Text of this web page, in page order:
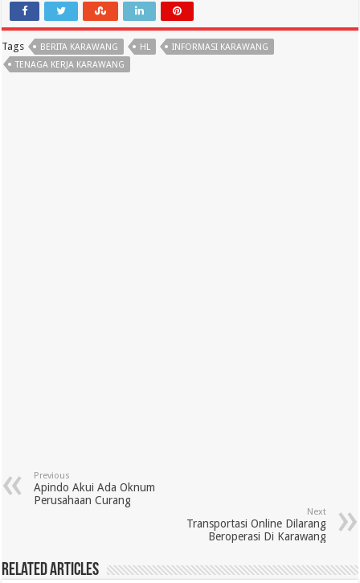
Tags BERITA KARAWANG HL
INFORMASI KARAWANG
TENAGA KERJA KARAWANG
Previous
Apindo Akui Ada Oknum
Perusahaan Curang
Next
Transportasi Online Dilarang
Beroperasi Di Karawang
Related Articles